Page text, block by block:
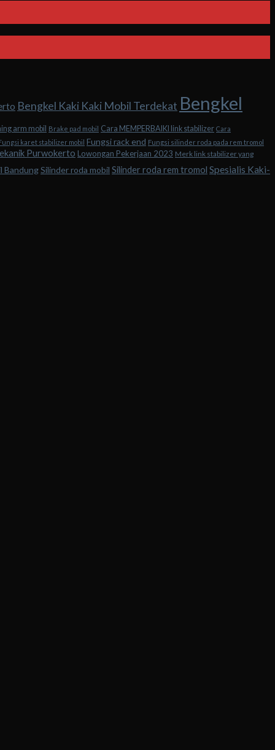
Bengkel Kaki Kaki Mobil Terdekat Bengkel
arm mobil Brake pad mobil Cara MEMPERBAIKI link stabilizer Cara
karet stabilizer mobil Fungsi rack end Fungsi silinder roda pada rem tromol
Purwokerto Lowongan Pekerjaan 2023 Merk link stabilizer yang
BandungSilinder roda mobil Silinder roda rem tromol Spesialis Kaki-